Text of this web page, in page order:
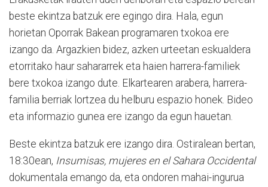
beste ekintza batzuk ere egingo dira. Hala, egun
horietan Oporrak Bakean programaren txokoa ere
izango da. Argazkien bidez, azken urteetan eskualdera
etorritako haur sahararrek eta haien harrera-familiek
bere txokoa izango dute. Elkartearen arabera, harrera-
familia berriak lortzea du helburu espazio honek. Bideo
eta informazio gunea ere izango da egun hauetan.
Beste ekintza batzuk ere izango dira. Ostiralean bertan,
18:30ean, Insumisas, mujeres en el Sahara Occidental
dokumentala emango da, eta ondoren mahai-ingurua